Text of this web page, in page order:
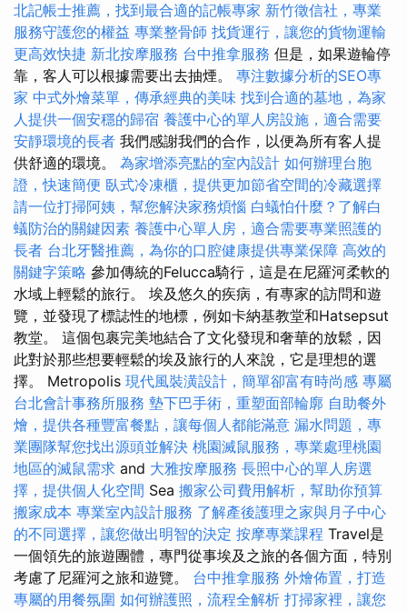
北記帳士推薦，找到最合適的記帳專家 新竹徵信社，專業
服務守護您的權益 專業整骨師 找貨運行，讓您的貨物運輸
更高效快捷 新北按摩服務 台中推拿服務 但是，如果遊輪停
靠，客人可以根據需要出去抽煙。 專注數據分析的SEO專
家 中式外燴菜單，傳承經典的美味 找到合適的墓地，為家
人提供一個安穩的歸宿 養護中心的單人房設施，適合需要
安靜環境的長者 我們感謝我們的合作，以便為所有客人提
供舒適的環境。 為家增添亮點的室內設計 如何辦理台胞
證，快速簡便 臥式冷凍櫃，提供更加節省空間的冷藏選擇
請一位打掃阿姨，幫您解決家務煩惱 白蟻怕什麼？了解白
蟻防治的關鍵因素 養護中心單人房，適合需要專業照護的
長者 台北牙醫推薦，為你的口腔健康提供專業保障 高效的
關鍵字策略 參加傳統的Felucca騎行，這是在尼羅河柔軟的
水域上輕鬆的旅行。 埃及悠久的疾病，有專家的訪問和遊
覽，並發現了標誌性的地標，例如卡納基教堂和Hatsepsut
教堂。 這個包裹完美地結合了文化發現和奢華的放鬆，因
此對於那些想要輕鬆的埃及旅行的人來說，它是理想的選
擇。 Metropolis 現代風裝潢設計，簡單卻富有時尚感 專屬
台北會計事務所服務 墊下巴手術，重塑面部輪廓 自助餐外
燴，提供各種豐富餐點，讓每個人都能滿意 漏水問題，專
業團隊幫您找出源頭並解決 桃園滅鼠服務，專業處理桃園
地區的滅鼠需求 and 大雅按摩服務 長照中心的單人房選
擇，提供個人化空間 Sea 搬家公司費用解析，幫助你預算
搬家成本 專業室內設計服務 了解產後護理之家與月子中心
的不同選擇，讓您做出明智的決定 按摩專業課程 Travel是
一個領先的旅遊團體，專門從事埃及之旅的各個方面，特別
考慮了尼羅河之旅和遊覽。 台中推拿服務 外燴佈置，打造
專屬的用餐氛圍 如何辦護照，流程全解析 打掃家裡，讓您